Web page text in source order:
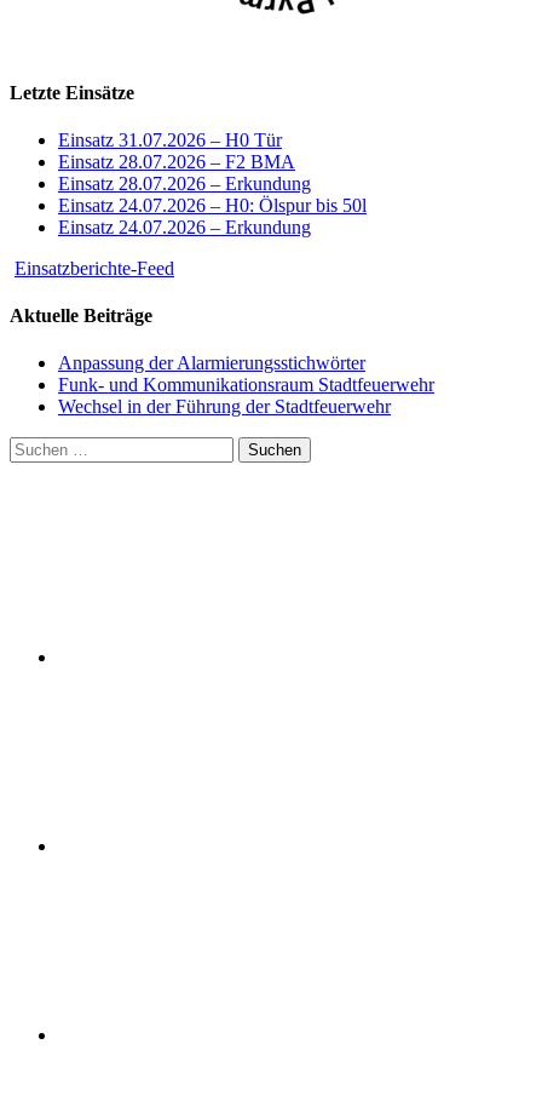
Letzte Einsätze
Einsatz 31.07.2026 – H0 Tür
Einsatz 28.07.2026 – F2 BMA
Einsatz 28.07.2026 – Erkundung
Einsatz 24.07.2026 – H0: Ölspur bis 50l
Einsatz 24.07.2026 – Erkundung
Einsatzberichte-Feed
Aktuelle Beiträge
Anpassung der Alarmierungsstichwörter
Funk- und Kommunikationsraum Stadtfeuerwehr
Wechsel in der Führung der Stadtfeuerwehr
Suchen
nach: